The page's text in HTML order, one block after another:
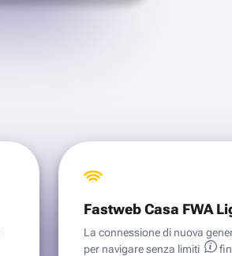
Fastweb Casa FWA
La connessione di nuova
per navigare senza limiti